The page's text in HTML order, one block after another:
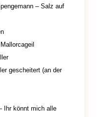
– Salz auf
gescheitert (an der
Ihr könnt mich alle